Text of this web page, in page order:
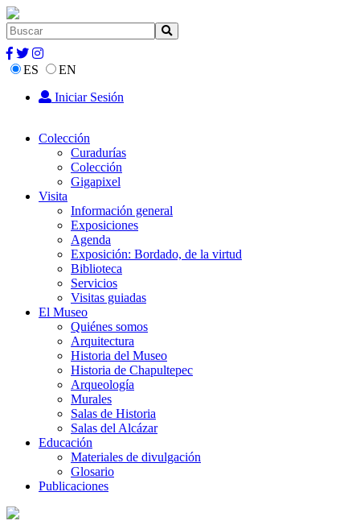
ES
EN
Iniciar Sesión
Colección
Curadurías
Colección
Gigapixel
Visita
Información general
Exposiciones
Agenda
Exposición: Bordado, de la virtud
Biblioteca
Servicios
Visitas guiadas
El Museo
Quiénes somos
Arquitectura
Historia del Museo
Historia de Chapultepec
Arqueología
Murales
Salas de Historia
Salas del Alcázar
Educación
Materiales de divulgación
Glosario
Publicaciones